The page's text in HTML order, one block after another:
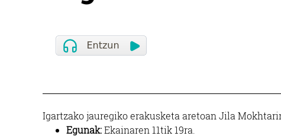
Igartzako jauregiko erakusketa aretoan Jila
Egunak:Ekainaren 11tik 19ra.